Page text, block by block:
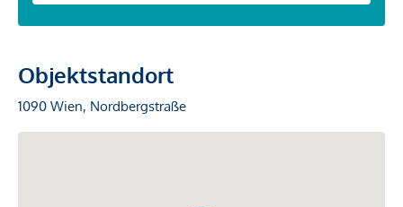
Objektstandort
1090 Wien, Nordbergstraße